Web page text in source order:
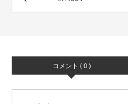
コメント ( 0 )